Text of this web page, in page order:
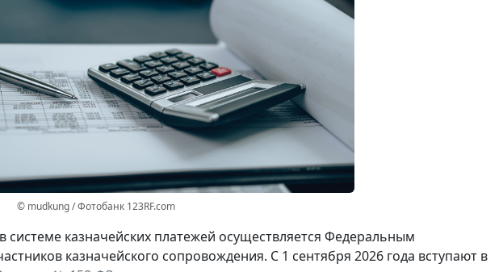
© mudkung / Фотобанк 123RF.com
казначейских платежей осуществляется Федеральным
казначейского сопровождения. С 1 сентября 2026 года вступают в